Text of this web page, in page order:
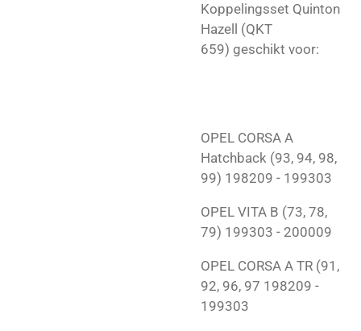
Koppelingsset Quinton
Hazell (QKT
659) geschikt voor:
OPEL CORSA A
Hatchback (93, 94, 98,
99) 198209 - 199303
OPEL VITA B (73, 78,
79) 199303 - 200009
OPEL CORSA A TR (91,
92, 96, 97 198209 -
199303